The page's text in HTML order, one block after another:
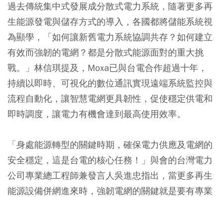
過去傳統集中式發展成分散式電力系統，隨著更多再
生能源發電與儲存方式的導入，各國都將儲能系統視
為顯學，「如何讓新舊電力系統協調共存？如何建立
有效而強韌的電網？都是分散式能源面對的重大挑
戰。」林信琪提及，Moxa已與台電合作超過十年，
持續以即時、可視化的數位通訊實現遠端系統監控與
流程自動化，讓智慧電網更具韌性，促使穩定供電和
即時調度，讓電力有機會達到最高使用效率。
「身處能源轉型的關鍵時期，確保電力供應及電網的
安全穩定，這是台電的核心任務！」與會的台灣電力
公司專業總工程師兼發言人吳進忠指出，當更多再生
能源設備併網進來時，強韌電網的關鍵就是要有專業